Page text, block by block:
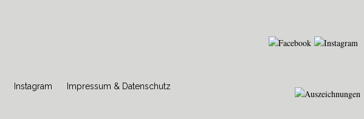
Instagram Impressum & Datenschutz